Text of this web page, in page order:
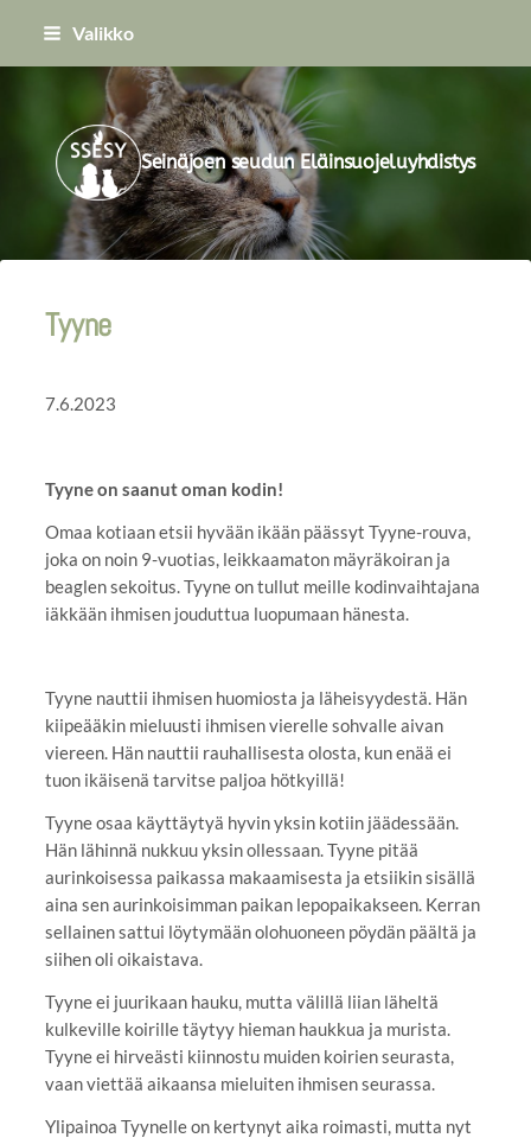
Siirry
Valikko
Seinäjoen seudun Eläinsuojeluyhdistys
Tyyne
7.6.2023
Tyyne on saanut oman kodin!
Omaa kotiaan etsii hyvään ikään päässyt Tyyne-rouva,
joka on noin 9-vuotias, leikkaamaton mäyräkoiran ja
beaglen sekoitus. Tyyne on tullut meille kodinvaihtajana
iäkkään ihmisen jouduttua luopumaan hänesta.
Tyyne nauttii ihmisen huomiosta ja läheisyydestä. Hän
kiipeääkin mieluusti ihmisen vierelle sohvalle aivan
viereen. Hän nauttii rauhallisesta olosta, kun enää ei
tuon ikäisenä tarvitse paljoa hötkyillä!
Tyyne osaa käyttäytyä hyvin yksin kotiin jäädessään.
Hän lähinnä nukkuu yksin ollessaan. Tyyne pitää
aurinkoisessa paikassa makaamisesta ja etsiikin sisällä
aina sen aurinkoisimman paikan lepopaikakseen. Kerran
sellainen sattui löytymään olohuoneen pöydän päältä ja
siihen oli oikaistava.
Tyyne ei juurikaan hauku, mutta välillä liian läheltä
kulkeville koirille täytyy hieman haukkua ja murista.
Tyyne ei hirveästi kiinnostu muiden koirien seurasta,
vaan viettää aikaansa mieluiten ihmisen seurassa.
Ylipainoa Tyynelle on kertynyt aika roimasti, mutta nyt